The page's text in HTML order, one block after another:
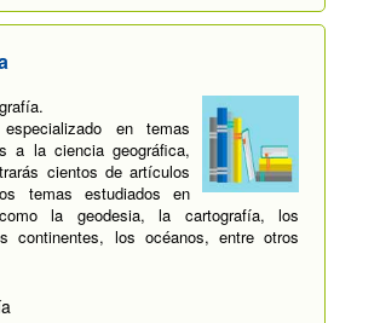
en temas
a la ciencia geográfica,
cientos de artículos
temas estudiados en
la geodesia, la cartografía, los
continentes, los océanos, entre otros